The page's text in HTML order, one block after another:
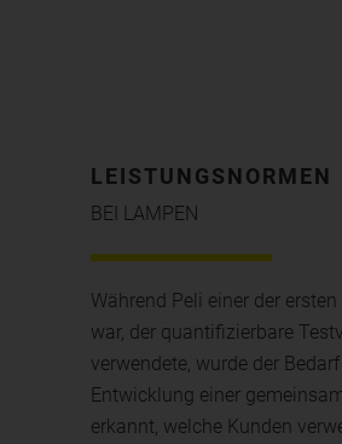
LEISTUNGSNORMEN
BEI LAMPEN
Während Peli einer der
war, der quantifizierbare
verwendete, wurde der
Entwicklung einer
erkannt, welche Kunden